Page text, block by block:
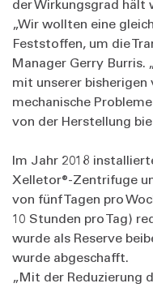
der Wirkungsgrad hält
„Wir wollten eine
Feststoffen, um die
Manager Gerry Burris.
mit unserer
mechanische
von der Herstellung
Im Jahr 2018
Xelletor®-Zentrifuge
von fünf Tagen pro
10 Stunden pro Tag)
wurde als Reserve
wurde abgeschafft.
„Mit der Reduzierung